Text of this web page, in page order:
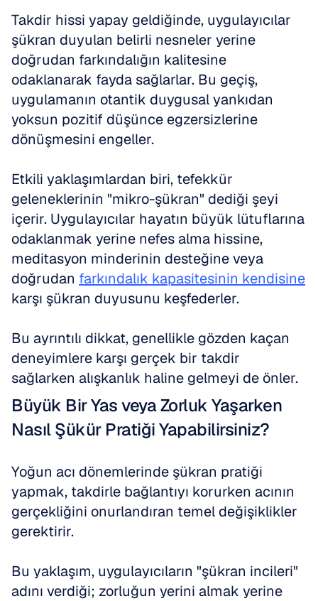
Takdir hissi yapay geldiğinde, uygulayıcılar
şükran duyulan belirli nesneler yerine
doğrudan farkındalığın kalitesine
odaklanarak fayda sağlarlar. Bu geçiş,
uygulamanın otantik duygusal yankıdan
yoksun pozitif düşünce egzersizlerine
dönüşmesini engeller.
Etkili yaklaşımlardan biri, tefekkür
geleneklerinin "mikro-şükran" dediği şeyi
içerir. Uygulayıcılar hayatın büyük lütuflarına
odaklanmak yerine nefes alma hissine,
meditasyon minderinin desteğine veya
doğrudan farkındalık kapasitesinin kendisine
karşı şükran duyusunu keşfederler.
Bu ayrıntılı dikkat, genellikle gözden kaçan
deneyimlere karşı gerçek bir takdir
sağlarken alışkanlık haline gelmeyi de önler.
Büyük Bir Yas veya Zorluk Yaşarken
Nasıl Şükür Pratiği Yapabilirsiniz?
Yoğun acı dönemlerinde şükran pratiği
yapmak, takdirle bağlantıyı korurken acının
gerçekliğini onurlandıran temel değişiklikler
gerektirir.
Bu yaklaşım, uygulayıcıların "şükran incileri"
adını verdiği; zorluğun yerini almak yerine